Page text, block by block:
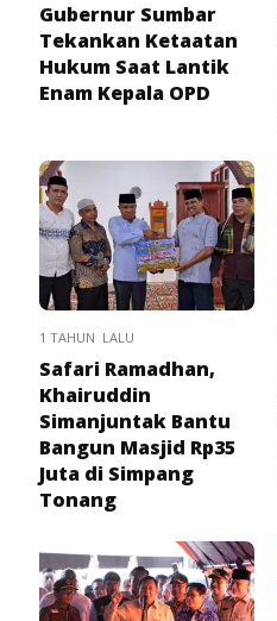
Gubernur Sumbar
Tekankan Ketaatan
Hukum Saat Lantik
Enam Kepala OPD
1 TAHUN LALU
Safari Ramadhan,
Khairuddin
Simanjuntak Bantu
Bangun Masjid Rp35
Juta di Simpang
Tonang